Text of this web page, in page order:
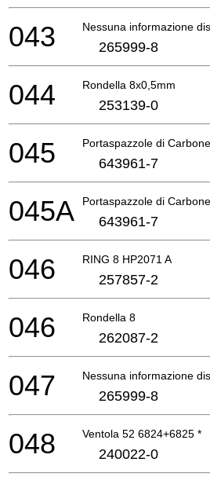
Nessuna informazione
043 265999-8
Rondella 8x0,5mm
044 253139-0
Portaspazzole di Carbone
045 643961-7
Portaspazzole di Carbone
045A 643961-7
RING 8 HP2071 A
046 257857-2
Rondella 8
046 262087-2
Nessuna informazione
047 265999-8
Ventola 52 6824+6825 *
048 240022-0